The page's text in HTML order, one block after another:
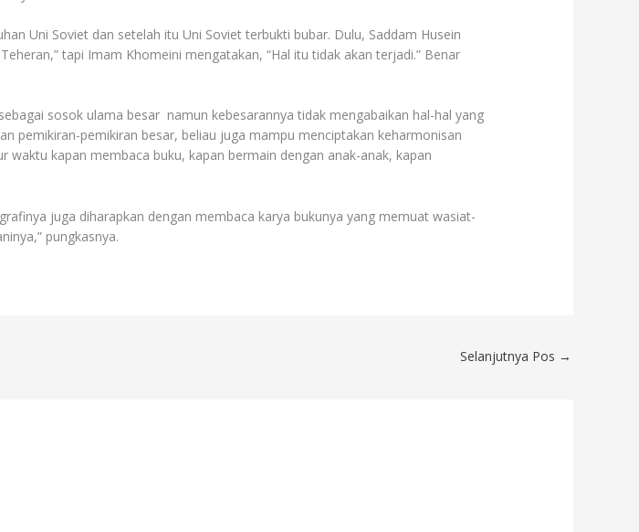
Uni Soviet dan setelah itu Uni Soviet terbukti bubar. Dulu, Saddam Husein
tapi Imam Khomeini mengatakan, “Hal itu tidak akan terjadi.” Benar
sosok ulama besar namun kebesarannya tidak mengabaikan hal-hal yang
pemikiran-pemikiran besar, beliau juga mampu menciptakan keharmonisan
kapan membaca buku, kapan bermain dengan anak-anak, kapan
juga diharapkan dengan membaca karya bukunya yang memuat wasiat-
pungkasnya.
Selanjutnya Pos →